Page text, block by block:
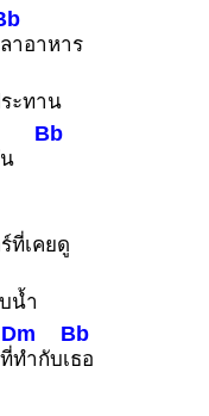
ลาอาหาร
ะทาน
น
Bb
ที่เคยดู
น้ำ
Dm
ทำกับเ
Bb
ธอ